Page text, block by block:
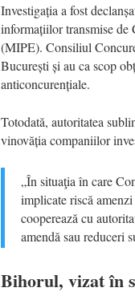
Investigația a fost
informațiilor transmise
(MIPE). Consiliul
București și au ca scop
anticoncurențiale.
Totodată, autoritatea
vinovăția companiilor
„În situaţia în care
implicate riscă
cooperează cu
amendă sau reduceri
Bihorul, vizat în